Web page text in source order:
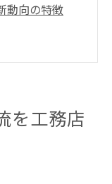
動向の特徴
で考える
建築の技術
術革新とは
を工務店